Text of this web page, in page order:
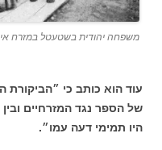
משפחה יהודית בשטעטל במזרח אירופה 1903 –
עוד הוא כותב כי ״הביקורת
של הספר נגד המזרחיים
היו תמימי דעה עמו״.